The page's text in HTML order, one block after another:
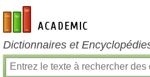
fr-academic.com
Dictionnaires et